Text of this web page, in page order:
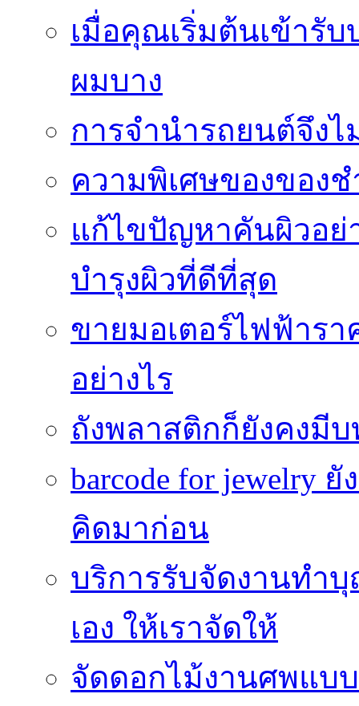
เมื่อคุณเริ่มต้นเข้ารั
ผมบาง
การจำนำรถยนต์จึงไ
ความพิเศษของของ
แก้ไขปัญหาคันผิวอ
บำรุงผิวที่ดีที่สุด
ขายมอเตอร์ไฟฟ้าร
อย่างไร
ถังพลาสติกก็ยังคงมี
barcode for jewelry
คิดมาก่อน
บริการรับจัดงานทำ
เอง ให้เราจัดให้
จัดดอกไม้งานศพแบ